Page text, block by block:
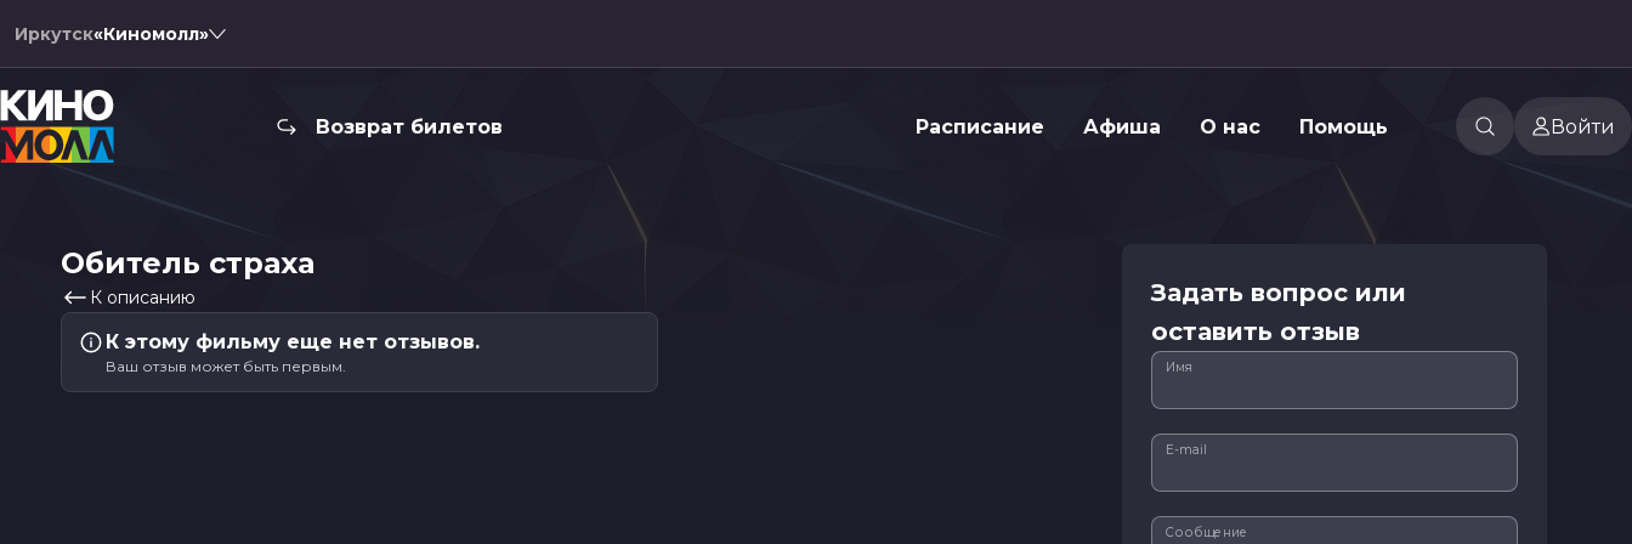
Иркутск«Киномолл»
Возврат билетов Расписание Афиша О нас Помощь Войти
Обитель страха
К описанию
К этому фильму еще нет отзывов.
Ваш отзыв может быть первым.
Задать вопрос или
оставить отзыв
Имя
E-mail
Сообщение